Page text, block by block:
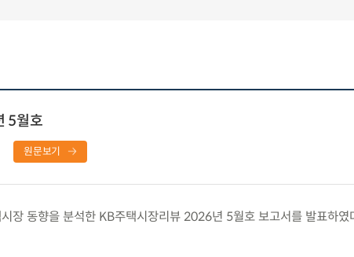
5월호
원문보기
장 동향을 분석한 KB주택시장리뷰 2026년 5월호 보고서를 발표하였